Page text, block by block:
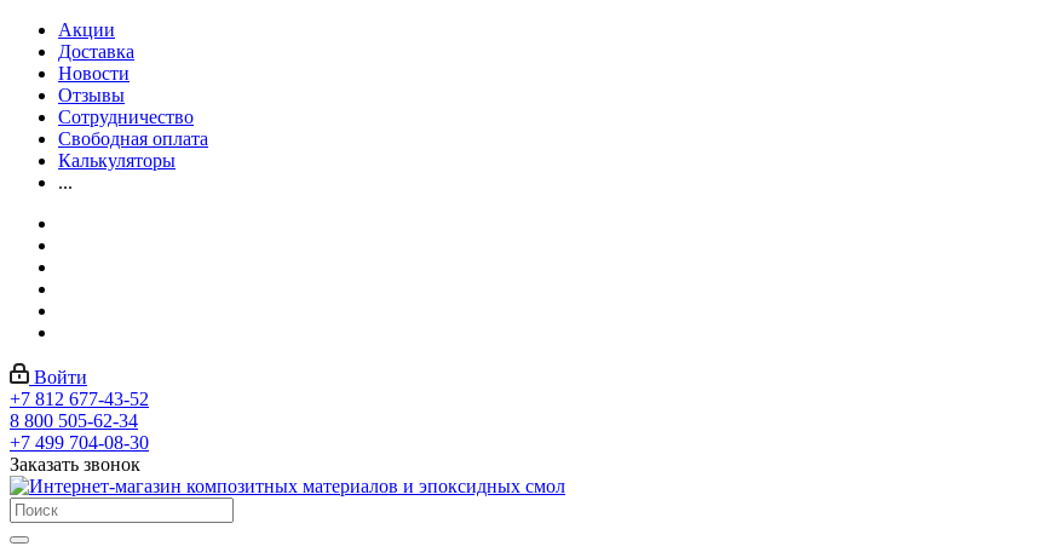
Акции
Доставка
Новости
Отзывы
Сотрудничество
Свободная оплата
Калькуляторы
...
Войти
+7 812 677-43-52
8 800 505-62-34
+7 499 704-08-30
Заказать звонок